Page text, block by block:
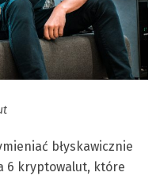
błyskawicznie
6 kryptowalut, które